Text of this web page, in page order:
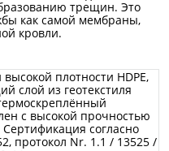
трещин. Это
как самой мембраны,
кровли.
плотности HDPE,
слой из геотекстиля
с высокой прочностью
согласно
протокол Nr. 1.1 / 13525 /